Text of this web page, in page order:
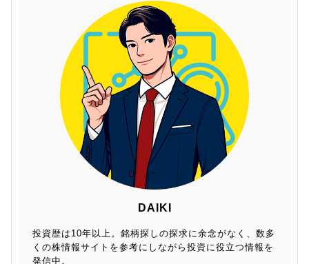
DAIKI
投資歴は10年以上。銘柄探しの探求に余念がなく、数多
くの株情報サイトを参考にしながら投資に役立つ情報を
発信中。